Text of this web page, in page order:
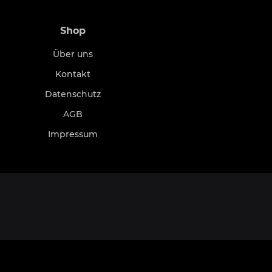
Shop
Über uns
Kontakt
Datenschutz
AGB
Impressum